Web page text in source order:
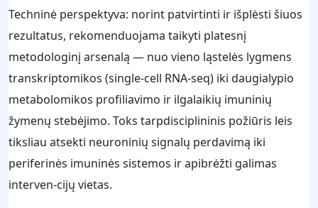
Techninė perspektyva: norint patvirtinti ir išplėsti šiuos
rezultatus, rekomenduojama taikyti platesnį
metodologinį arsenalą — nuo vieno ląstelės lygmens
transkriptomikos (single-cell RNA-seq) iki daugialypio
metabolomikos profiliavimo ir ilgalaikių imuninių
žymenų stebėjimo. Toks tarpdisciplininis požiūris leis
tiksliau atsekti neuroninių signalų perdavimą iki
periferinės imuninės sistemos ir apibrėžti galimas
interven-cijų vietas.